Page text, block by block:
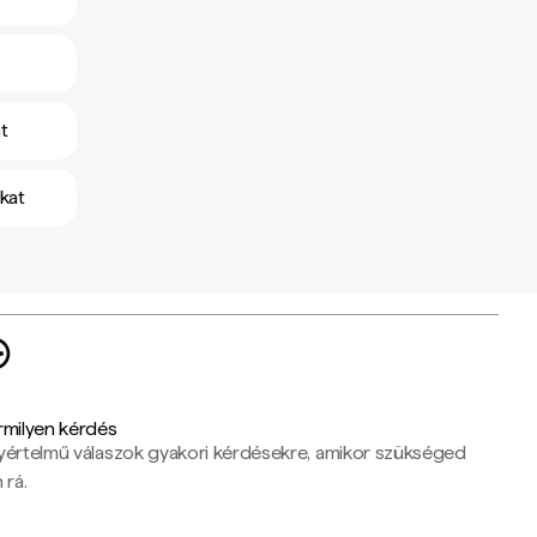
kérdés
válaszok gyakori kérdésekre, amikor szükséged
rá.